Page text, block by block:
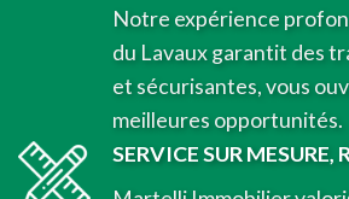
Notre expérience
du Lavaux garantit des
et sécurisantes, vous
meilleures opportunités.
SERVICE SUR MESURE,